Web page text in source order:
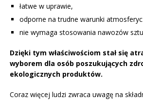
łatwe w uprawie,
odporne na trudne warunki
nie wymaga stosowania nawozów
Dzięki tym właściwościom stał się
wyborem dla osób poszukujących
ekologicznych produktów.
Coraz więcej ludzi zwraca uwagę na